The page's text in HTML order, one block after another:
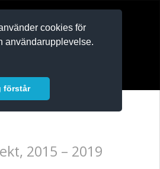
cookies för
användarupplevelse.
förstår
2015 – 2019